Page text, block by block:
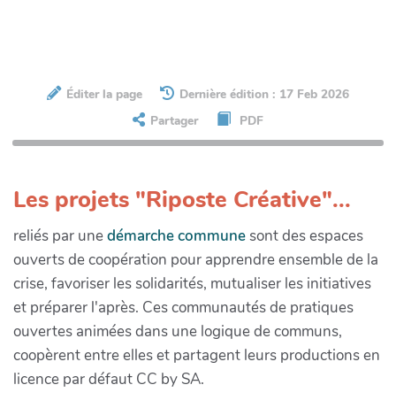
Éditer la page
Dernière édition : 17 Feb 2026
Partager
PDF